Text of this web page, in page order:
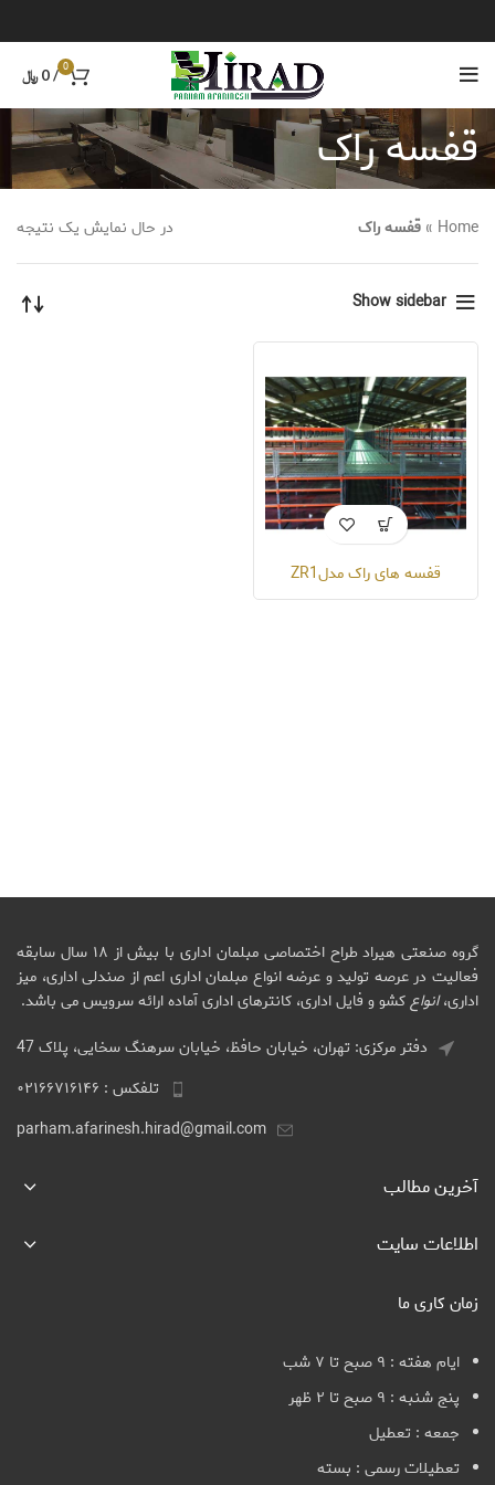
0
/
0 ﷼
قفسه راک
Home
» قفسه راک در حال نمایش یک نتیجه
Show sidebar
قفسه های راک مدلZR1
گروه صنعتی هیراد طراح اختصاصی مبلمان اداری با بیش از ۱۸ سال سابقه
فعالیت در عرصه تولید و عرضه انواع مبلمان اداری اعم از صندلی اداری، میز
اداری،انواعکشو و فایل اداری، کانترهای اداری آماده ارائه سرویس می باشد.
دفتر مرکزی: تهران، خیابان حافظ، خیابان سرهنگ سخایی، پلاک 47
تلفکس : ۰۲۱۶۶۷۱۶۱۴۶
parham.afarinesh.hirad@gmail.com
آخرین مطالب
اطلاعات سایت
زمان کاری ما
ایام هفته : ۹ صبح تا ۷ شب
پنج شنبه : ۹ صبح تا ۲ ظهر
جمعه : تعطیل
تعطیلات رسمی : بسته